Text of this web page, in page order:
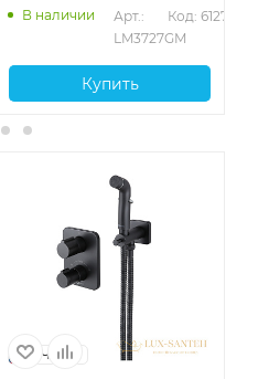
потребителя, графит
В наличии
Арт.:
LM3727GM
Код: 61278
Купить
Чехия